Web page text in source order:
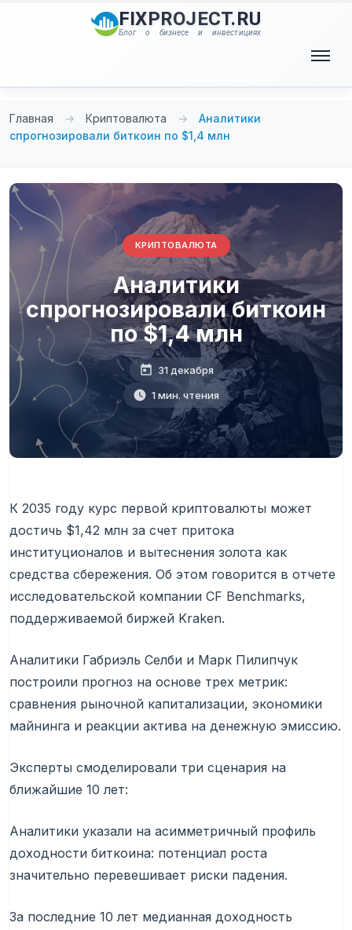
FIXPROJECT.RU
Блог о бизнесе и инвестициях
Главная → Криптовалюта →
Аналитики
спрогнозировали биткоин по $1,4 млн
КРИПТОВАЛЮТА
Аналитики
спрогнозировали биткоин
по $1,4 млн
31 декабря
1 мин. чтения
К 2035 году курс первой криптовалюты может
достичь $1,42 млн за счет притока
институционалов и вытеснения золота как
средства сбережения. Об этом говорится в отчете
исследовательской компании CF Benchmarks,
поддерживаемой биржей Kraken.
Аналитики Габриэль Селби и Марк Пилипчук
построили прогноз на основе трех метрик:
сравнения рыночной капитализации, экономики
майнинга и реакции актива на денежную эмиссию.
Эксперты смоделировали три сценария на
ближайшие 10 лет:
Аналитики указали на асимметричный профиль
доходности биткоина: потенциал роста
значительно перевешивает риски падения.
За последние 10 лет медианная доходность